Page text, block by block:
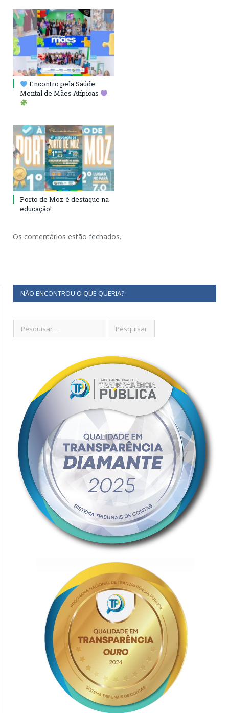
Encontro pela Saúde
Mental de Mães Atípicas
Porto de Moz é destaque na
educação!
Os comentários estão fechados.
NÃO ENCONTROU O QUE QUERIA?